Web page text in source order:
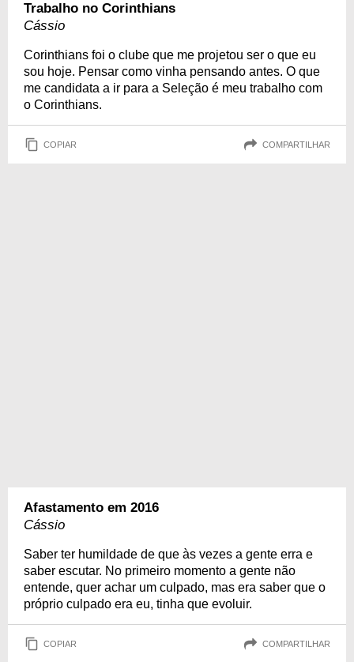
Trabalho no Corinthians
Cássio
Corinthians foi o clube que me projetou ser o que eu
sou hoje. Pensar como vinha pensando antes. O que
me candidata a ir para a Seleção é meu trabalho com
o Corinthians.
COPIAR COMPARTILHAR
Afastamento em 2016
Cássio
Saber ter humildade de que às vezes a gente erra e
saber escutar. No primeiro momento a gente não
entende, quer achar um culpado, mas era saber que o
próprio culpado era eu, tinha que evoluir.
COPIAR COMPARTILHAR